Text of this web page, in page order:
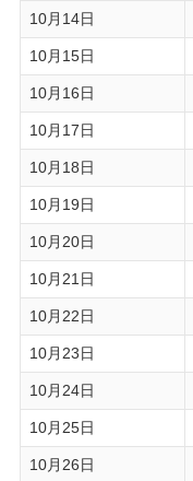
10月14日
10月15日
10月16日
10月17日
10月18日
10月19日
10月20日
10月21日
10月22日
10月23日
10月24日
10月25日
10月26日